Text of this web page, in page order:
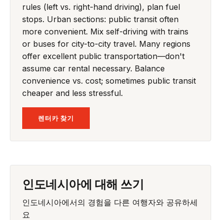
rules (left vs. right-hand driving), plan fuel
stops. Urban sections: public transit often
more convenient. Mix self-driving with trains
or buses for city-to-city travel. Many regions
offer excellent public transportation—don't
assume car rental necessary. Balance
convenience vs. cost; sometimes public transit
cheaper and less stressful.
렌터카 찾기
인도네시아에 대해 쓰기
인도네시아에서의 경험을 다른 여행자와 공유하세
요